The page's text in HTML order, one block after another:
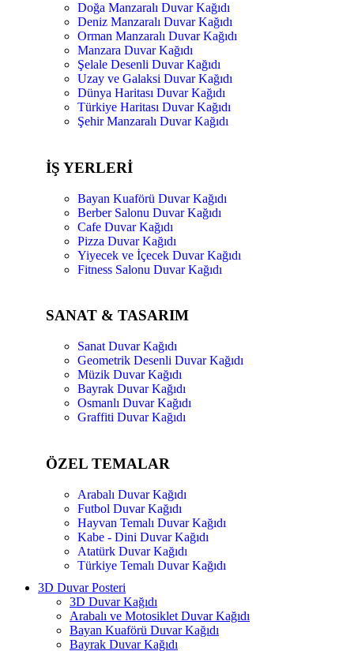
Doğa Manzaralı Duvar Kağıdı
Deniz Manzaralı Duvar Kağıdı
Orman Manzaralı Duvar Kağıdı
Manzara Duvar Kağıdı
Şelale Desenli Duvar Kağıdı
Uzay ve Galaksi Duvar Kağıdı
Dünya Haritası Duvar Kağıdı
Türkiye Haritası Duvar Kağıdı
Şehir Manzaralı Duvar Kağıdı
İŞ YERLERİ
Bayan Kuaförü Duvar Kağıdı
Berber Salonu Duvar Kağıdı
Cafe Duvar Kağıdı
Pizza Duvar Kağıdı
Yiyecek ve İçecek Duvar Kağıdı
Fitness Salonu Duvar Kağıdı
SANAT & TASARIM
Sanat Duvar Kağıdı
Geometrik Desenli Duvar Kağıdı
Müzik Duvar Kağıdı
Bayrak Duvar Kağıdı
Osmanlı Duvar Kağıdı
Graffiti Duvar Kağıdı
ÖZEL TEMALAR
Arabalı Duvar Kağıdı
Futbol Duvar Kağıdı
Hayvan Temalı Duvar Kağıdı
Kabe - Dini Duvar Kağıdı
Atatürk Duvar Kağıdı
Türkiye Temalı Duvar Kağıdı
3D Duvar Posteri
3D Duvar Kağıdı
Arabalı ve Motosiklet Duvar Kağıdı
Bayan Kuaförü Duvar Kağıdı
Bayrak Duvar Kağıdı